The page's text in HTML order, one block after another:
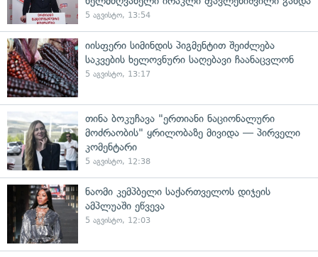
5 აგვისტო, 13:54
იისფერი სიმინდის პიგმენტით შეიძლება
საკვების ხელოვნური საღებავი ჩაანაცვლონ
5 აგვისტო, 13:17
თინა ბოკუჩავა "ერთიანი ნაციონალური
მოძრაობის" ყრილობაზე მივიდა — პირველი
კომენტარი
5 აგვისტო, 12:38
ნაომი კემპბელი საქართველოს დიჯეის
ამპლუაში ეწვევა
5 აგვისტო, 12:03